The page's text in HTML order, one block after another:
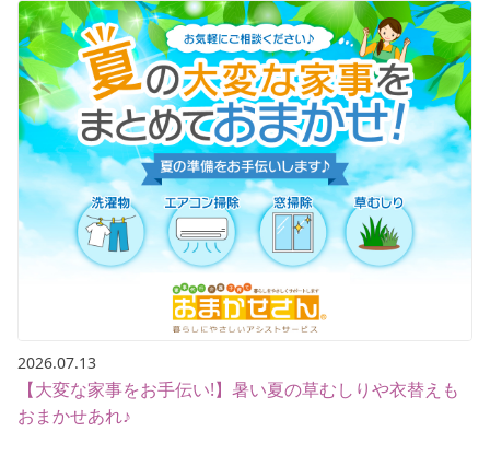
2026.07.13
【大変な家事をお手伝い!】暑い夏の草むしりや衣替えも
おまかせあれ♪